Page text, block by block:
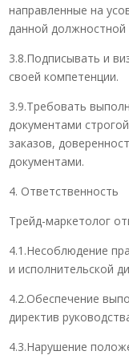
направленные на
данной должностной
3.8.Подписывать и
своей компетенции.
3.9.Требовать
документами
заказов,
документами.
4. Ответственность
Трейд-маркетолог
4.1.Несоблюдение
и исполнительской
4.2.Обеспечение
директив
4.3.Нарушение